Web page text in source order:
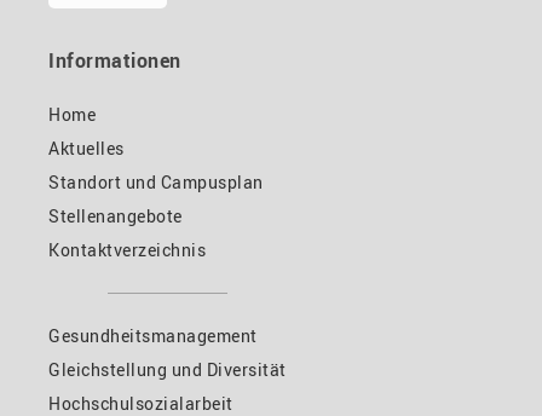
Informationen
Home
Aktuelles
Standort und Campusplan
Stellenangebote
Kontaktverzeichnis
Gesundheitsmanagement
Gleichstellung und Diversität
Hochschulsozialarbeit